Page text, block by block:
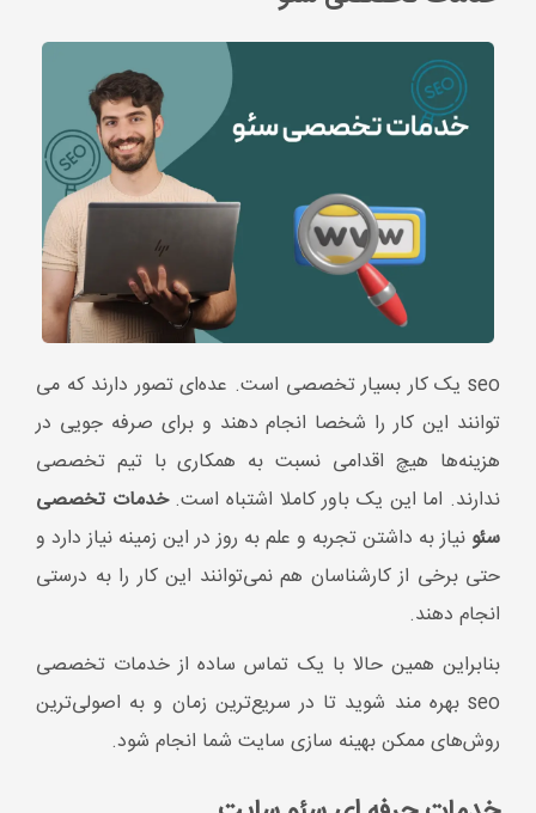
seo یک کار بسیار تخصصی است. عده‌ای تصور دارند که می
توانند این کار را شخصا انجام دهند و برای صرفه جویی در
هزینه‌ها هیچ اقدامی نسبت به همکاری با تیم تخصصی
ندارند. اما این یک باور کاملا اشتباه است.خدمات تخصصی
نیاز به داشتن تجربه و علم به روز در این زمینه نیاز دارد و
حتی برخی از کارشناسان هم نمی‌توانند این کار را به درستی
seo بهره مند شوید تا در سریع‌ترین زمان و به اصولی‌ترین
روش‌های ممکن بهینه سازی سایت شما انجام شود.
خدمات حرفه ای سئو سایت